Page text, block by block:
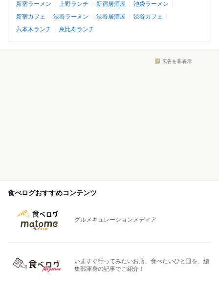
新宿ラーメン
上野ランチ 新宿居酒屋
池袋ラーメン
新宿カフェ
渋谷ラーメン 渋谷居酒屋
渋谷カフェ
六本木ランチ
恵比寿ランチ
広告を非表示
食べログおすすめコンテンツ
グルメキュレーションメディア
いますぐ行ってみたいお店、食べたいひと皿を、編
集部渾身の記事でご紹介！